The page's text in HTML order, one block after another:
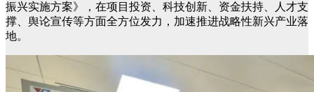
振兴实施方案》，在项目投资、科技创新、资金扶持、人才支
撑、舆论宣传等方面全方位发力，加速推进战略性新兴产业落
地。